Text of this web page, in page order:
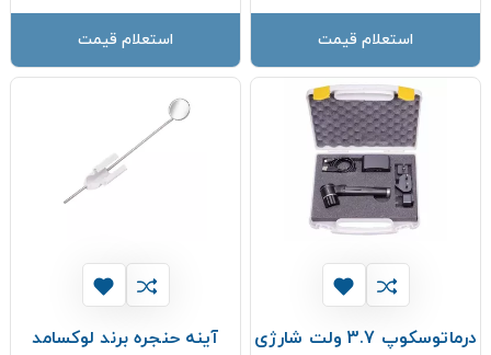
استعلام قیمت استعلام قیمت
درماتوسکوپ 3.7 ولت شارژی
آینه حنجره برند لوکسامد